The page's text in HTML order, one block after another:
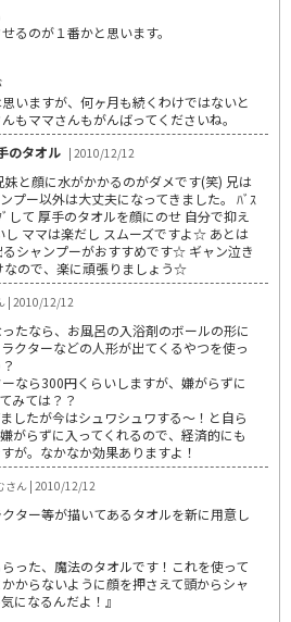
るのが１番かと思います。
いますが、何ヶ月も続くわけではないと
もママさんもがんばってくださいね。
のタオル | 2010/12/12
妹と顔に水がかかるのがダメです(笑) 兄は
プー以外は大丈夫になってきました。 ﾊﾞｽ
して 厚手のタオルを顔にのせ 自分で抑え
し ママは楽だし スムーズですよ☆ あとは
シャンプーがおすすめです☆ ギャン泣き
ので、楽に頑張りましょう☆
| 2010/12/12
たなら、お風呂の入浴剤のボールの形に
クターなどの人形が出てくるやつを使っ
なら300円くらいしますが、嫌がらずに
みては？？
したが今はシュワシュワする～！と自ら
がらずに入ってくれるので、経済的にも
が。なかなか効果ありますよ！
さん | 2010/12/12
ター等が描いてあるタオルを新に用意し
らった、魔法のタオルです！これを使って
からないように顔を押さえて頭からシャ
になるんだよ！』